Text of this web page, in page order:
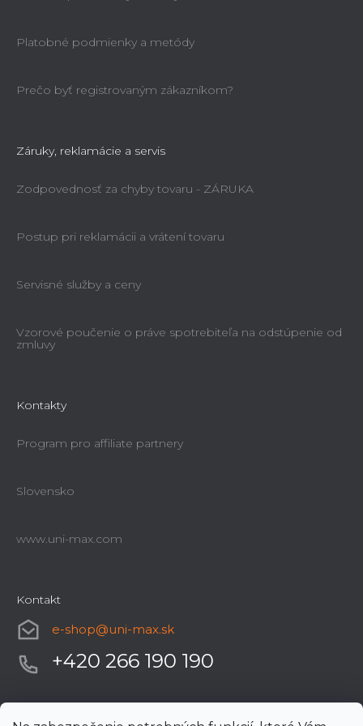
Platobné podmienky a metódy
Prečo byť registrovaným zákazníkom?
Záruky, reklamácie a servis
Zodpovednosť za chyby tovaru - ZÁRUKA
Postup pri reklamácii a vrátení tovaru
Servisné služby a ceny
Vzorové poučenie o práve spotrebiteľa na odstúpenie od
zmluvy
Kontakty
Program pro affiliate partnery
Slovensko
www.uni-max.com
Kontakt
e-shop@uni-max.sk
+420 266 190 190